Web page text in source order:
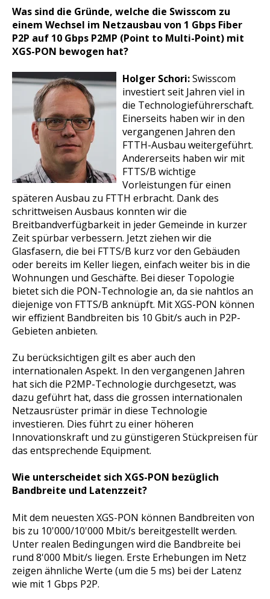
Was sind die Gründe, welche die Swisscom zu
einem Wechsel im Netzausbau von 1 Gbps Fiber
P2P auf 10 Gbps P2MP (Point to Multi-Point) mit
XGS-PON bewogen hat?
Holger Schori:Swisscom
investiert seit Jahren viel in
die Technologieführerschaft.
Einerseits haben wir in den
vergangenen Jahren den
FTTH-Ausbau weitergeführt.
Andererseits haben wir mit
FTTS/B wichtige
Vorleistungen für einen
späteren Ausbau zu FTTH erbracht. Dank des
schrittweisen Ausbaus konnten wir die
Breitbandverfügbarkeit in jeder Gemeinde in kurzer
Zeit spürbar verbessern. Jetzt ziehen wir die
Glasfasern, die bei FTTS/B kurz vor den Gebäuden
oder bereits im Keller liegen, einfach weiter bis in die
Wohnungen und Geschäfte. Bei dieser Topologie
bietet sich die PON-Technologie an, da sie nahtlos an
diejenige von FTTS/B anknüpft. Mit XGS-PON können
wir effizient Bandbreiten bis 10 Gbit/s auch in P2P-
Gebieten anbieten.
Zu berücksichtigen gilt es aber auch den
internationalen Aspekt. In den vergangenen Jahren
hat sich die P2MP-Technologie durchgesetzt, was
dazu geführt hat, dass die grossen internationalen
Netzausrüster primär in diese Technologie
investieren. Dies führt zu einer höheren
Innovationskraft und zu günstigeren Stückpreisen für
das entsprechende Equipment.
Wie unterscheidet sich XGS-PON bezüglich
Bandbreite und Latenzzeit?
Mit dem neuesten XGS-PON können Bandbreiten von
bis zu 10'000/10'000 Mbit/s bereitgestellt werden.
Unter realen Bedingungen wird die Bandbreite bei
rund 8'000 Mbit/s liegen. Erste Erhebungen im Netz
zeigen ähnliche Werte (um die 5 ms) bei der Latenz
wie mit 1 Gbps P2P.